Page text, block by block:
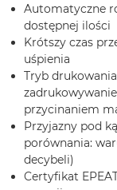
Automatyczne
dostępnej ilości
Krótszy czas
uśpienia
Tryb
przycinaniem
Przyjazny pod
porównania:
decybeli)
Certyfikat